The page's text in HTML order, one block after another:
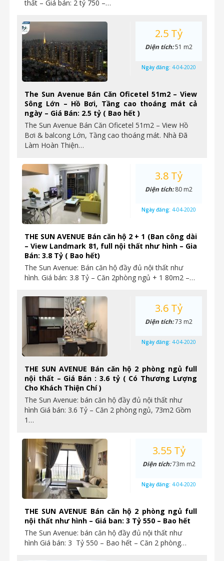
thất – Giá bán: 2 tỷ 750 –…
The Sun Avenue Bán Căn Oficetel 51m2 – View
Sông Lớn – Hồ Bơi, Tầng cao thoáng mát cả
ngày – Giá Bán: 2.5 tỷ ( Bao hết )
The Sun Avenue Bán Căn Oficetel 51m2 – View Hồ
Bơi & balcong Lớn, Tầng cao thoáng mát. Nhà Đã
Làm Hoàn Thiện…
2.5 Tỷ
Diện tích:51 m2
Ngày đăng: 4-04-2020
THE SUN AVENUE Bán căn hộ 2 + 1 (Ban công dài
– View Landmark 81, full nội thất như hình – Gia
Bán: 3.8 Tỷ ( Bao hết)
The Sun Avenue: Bán căn hộ đầy đủ nội thất như
hình. Giá bán: 3.8 Tỷ – Căn 2phòng ngủ + 1 80m2 –…
3.8 Tỷ
Diện tích:80 m2
Ngày đăng: 4-04-2020
THE SUN AVENUE Bán căn hộ 2 phòng ngủ full
nội thất – Giá Bán : 3.6 tỷ ( Có Thương Lượng
Cho Khách Thiện Chí )
The Sun Avenue: bán căn hộ đầy đủ nội thất như
hình Giá bán: 3.6 Tỷ – Căn 2 phòng ngủ, 73m2 Gồm
1…
3.6 Tỷ
Diện tích:73 m2
Ngày đăng: 4-04-2020
THE SUN AVENUE Bán căn hộ 2 phòng ngủ full
nội thất như hình – Giá ban: 3 Tỷ 550 – Bao hết
The Sun Avenue: bán căn hộ đầy đủ nội thất như
hình Giá bán: 3 Tỷ 550 – Bao hết – Căn 2 phòng…
3.55 Tỷ
Diện tích:73m m2
Ngày đăng: 4-04-2020